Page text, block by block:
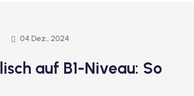
04 Dez., 2024
auf B1-Niveau: So